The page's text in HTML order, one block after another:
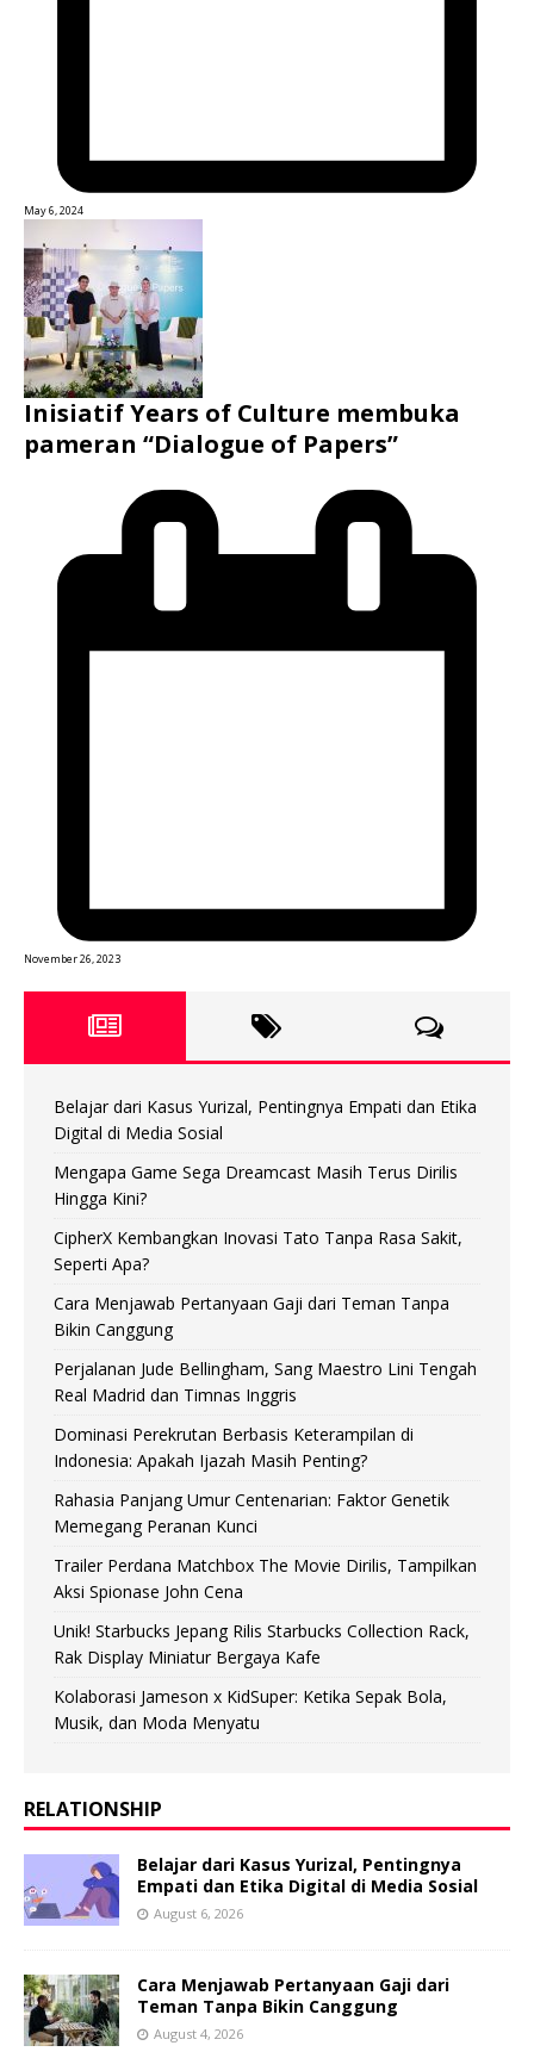
May 6, 2024
Inisiatif Years of Culture membuka
pameran “Dialogue of Papers”
November 26, 2023
Belajar dari Kasus Yurizal, Pentingnya Empati dan Etika
Digital di Media Sosial
Mengapa Game Sega Dreamcast Masih Terus Dirilis
Hingga Kini?
CipherX Kembangkan Inovasi Tato Tanpa Rasa Sakit,
Seperti Apa?
Cara Menjawab Pertanyaan Gaji dari Teman Tanpa
Bikin Canggung
Perjalanan Jude Bellingham, Sang Maestro Lini Tengah
Real Madrid dan Timnas Inggris
Dominasi Perekrutan Berbasis Keterampilan di
Indonesia: Apakah Ijazah Masih Penting?
Rahasia Panjang Umur Centenarian: Faktor Genetik
Memegang Peranan Kunci
Trailer Perdana Matchbox The Movie Dirilis, Tampilkan
Aksi Spionase John Cena
Unik! Starbucks Jepang Rilis Starbucks Collection Rack,
Rak Display Miniatur Bergaya Kafe
Kolaborasi Jameson x KidSuper: Ketika Sepak Bola,
Musik, dan Moda Menyatu
RELATIONSHIP
Belajar dari Kasus Yurizal, Pentingnya
Empati dan Etika Digital di Media Sosial
August 6, 2026
Cara Menjawab Pertanyaan Gaji dari
Teman Tanpa Bikin Canggung
August 4, 2026